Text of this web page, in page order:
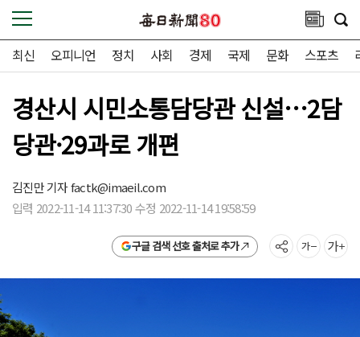
최신 오피니언 정치 사회 경제 국제 문화 스포츠
경산시 시민소통담당관 신설…2담
당관·29과로 개편
김진만 기자factk@imaeil.com
입력 2022-11-14 11:37:30 수정 2022-11-14 19:58:59
구글 검색 선호 출처로 추가